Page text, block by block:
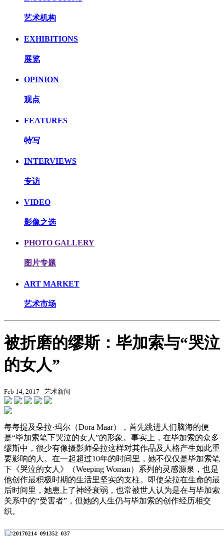
艺术机构
EXHIBITIONS
展览
OPINION
观点
FEATURES
特写
INTERVIEWS
专访
VIDEO
影像之选
PHOTO GALLERY
图片专题
ART MARKET
艺术市场
被折磨的缪斯：毕加索与“哭泣
的女人”
Feb 14, 2017 艺术新闻
每每提及朵拉·玛尔（Dora Maar），首先跳进人们脑海的便
是“毕加索笔下哭泣的女人”的形象。事实上，在毕加索的众多
缪斯中，很少有像摄影师朵拉这样对其作品及人格产生如此重
要影响的人。在一起超过10年的时间里，她不仅仅是毕加索笔
下《哭泣的女人》（Weeping Woman）系列的灵感源泉，也是
他创作最积极时期的生活里坚实的支柱。即使朵拉在生命的最
后时间里，她患上了神经衰弱，也常被世人认为是在与毕加索
关系中的“受害者”，但她的人生仍与毕加索的创作经历相交
织。